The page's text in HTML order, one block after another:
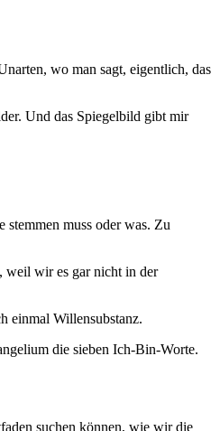
wo man sagt, eigentlich, das
Und das Spiegelbild gibt mir
muss oder was. Zu
weil wir es gar nicht in der
einmal Willensubstanz.
die sieben Ich-Bin-Worte.
suchen können, wie wir die